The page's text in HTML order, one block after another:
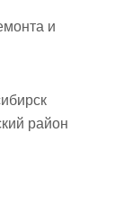
и
район